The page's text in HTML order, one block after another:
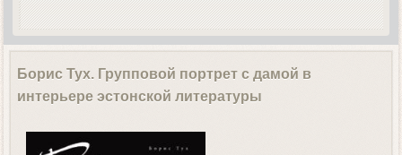
Борис Тух. Групповой портрет с дамой в
интерьере эстонской литературы